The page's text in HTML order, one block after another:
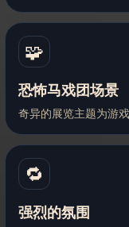
🧩
恐怖马戏团场景
奇异的展览主题为游
🔁
强烈的氛围